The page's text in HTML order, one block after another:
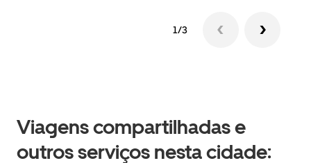
1/3
Viagens compartilhadas e
outros serviços nesta cidade: